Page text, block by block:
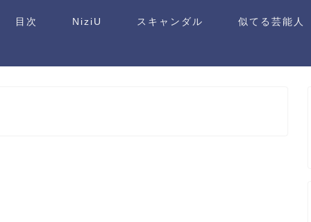
目次 NiziU スキャンダル 似てる芸能人